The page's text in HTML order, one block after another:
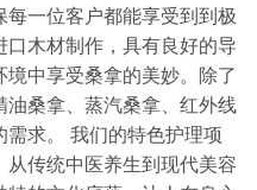
一位客户都能享受到到极
木材制作，具有良好的导
中享受桑拿的美妙。除了
桑拿、蒸汽桑拿、红外线
求。 我们的特色护理项
传统中医养生到现代美容